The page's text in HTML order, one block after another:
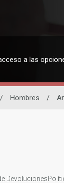
a las
/ Hombres /
Devoluciones